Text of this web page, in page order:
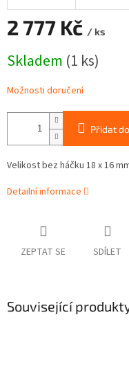
2 777 Kč / ks
cena:
Skladem (1 ks)
Možnosti doručení
Přidat
Velikost bez háčku 18 x 16
Detailní informace
ZEPTAT SE SDÍLET
Související